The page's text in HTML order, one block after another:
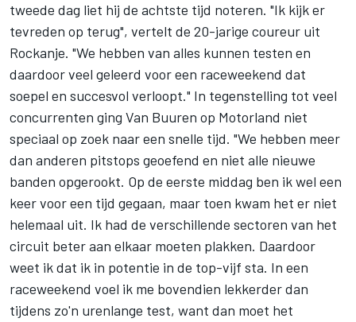
tweede dag liet hij de achtste tijd noteren. "Ik kijk er
tevreden op terug", vertelt de 20-jarige coureur uit
Rockanje. "We hebben van alles kunnen testen en
daardoor veel geleerd voor een raceweekend dat
soepel en succesvol verloopt." In tegenstelling tot veel
concurrenten ging Van Buuren op Motorland niet
speciaal op zoek naar een snelle tijd. "We hebben meer
dan anderen pitstops geoefend en niet alle nieuwe
banden opgerookt. Op de eerste middag ben ik wel een
keer voor een tijd gegaan, maar toen kwam het er niet
helemaal uit. Ik had de verschillende sectoren van het
circuit beter aan elkaar moeten plakken. Daardoor
weet ik dat ik in potentie in de top-vijf sta. In een
raceweekend voel ik me bovendien lekkerder dan
tijdens zo'n urenlange test, want dan moet het